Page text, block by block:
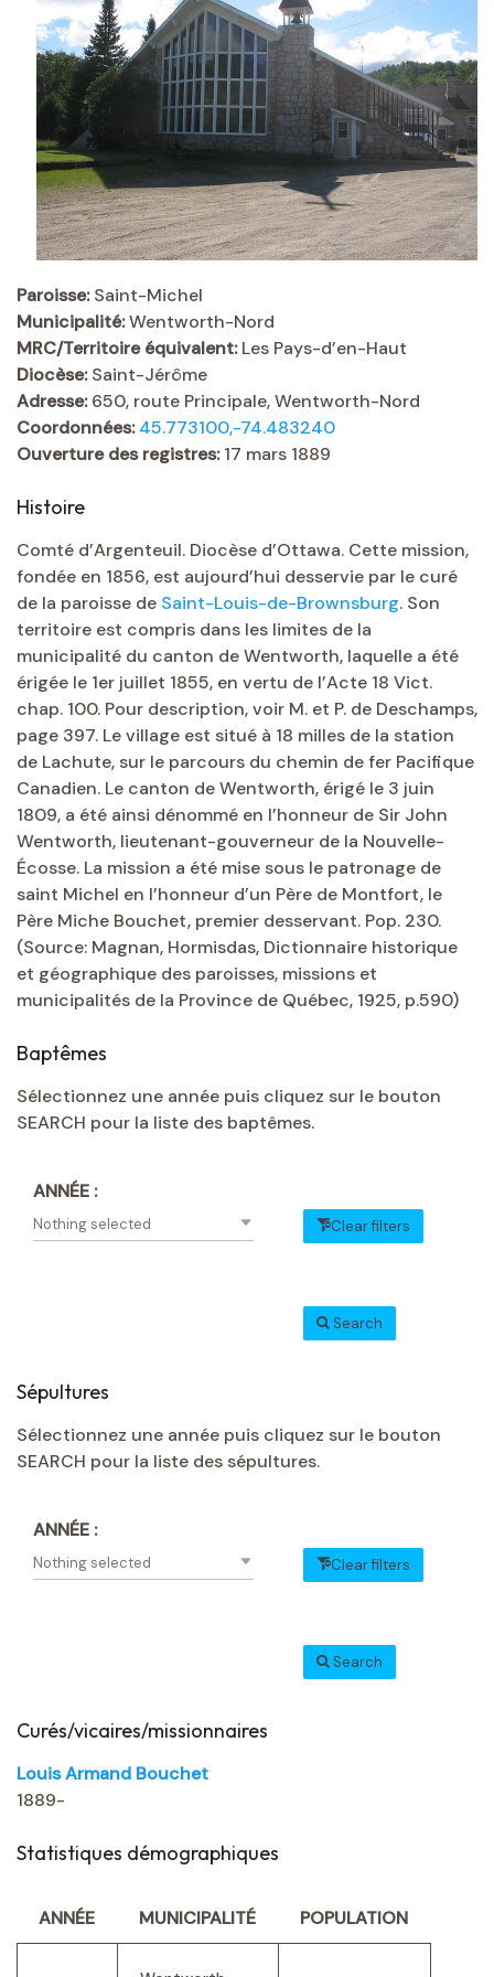
Paroisse:Saint-Michel
Municipalité:Wentworth-Nord
MRC/Territoire équivalent:Les Pays-d’en-Haut
Diocèse:Saint-Jérôme
Adresse:650, route Principale, Wentworth-Nord
Coordonnées: 45.773100,-74.483240
Ouverture des registres:17 mars 1889
Histoire
Comté d’Argenteuil. Diocèse d’Ottawa. Cette mission,
fondée en 1856, est aujourd’hui desservie par le curé
de la paroisse de Saint-Louis-de-Brownsburg. Son
territoire est compris dans les limites de la
municipalité du canton de Wentworth, laquelle a été
érigée le 1er juillet 1855, en vertu de l’Acte 18 Vict.
chap. 100. Pour description, voir M. et P. de Deschamps,
page 397. Le village est situé à 18 milles de la station
de Lachute, sur le parcours du chemin de fer Pacifique
Canadien. Le canton de Wentworth, érigé le 3 juin
1809, a été ainsi dénommé en l’honneur de Sir John
Wentworth, lieutenant-gouverneur de la Nouvelle-
Écosse. La mission a été mise sous le patronage de
saint Michel en l’honneur d’un Père de Montfort, le
Père Miche Bouchet, premier desservant. Pop. 230.
(Source: Magnan, Hormisdas, Dictionnaire historique
et géographique des paroisses, missions et
municipalités de la Province de Québec, 1925, p.590)
Baptêmes
Sélectionnez une année puis cliquez sur le bouton
SEARCH pour la liste des baptêmes.
ANNÉE :
Nothing selected Clear filters
Search
Sépultures
Sélectionnez une année puis cliquez sur le bouton
SEARCH pour la liste des sépultures.
ANNÉE :
Nothing selected Clear filters
Search
Curés/vicaires/missionnaires
Louis Armand Bouchet
1889-
Statistiques démographiques
ANNÉE MUNICIPALITÉ POPULATION